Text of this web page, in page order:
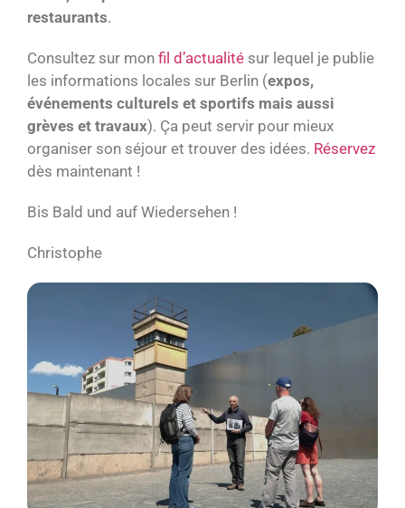
restaurants.
Consultez sur mon fil d’actualité sur lequel je publie
les informations locales sur Berlin (expos,
événements culturels et sportifs mais aussi
grèves et travaux). Ça peut servir pour mieux
organiser son séjour et trouver des idées. Réservez
dès maintenant !
Bis Bald und auf Wiedersehen !
Christophe